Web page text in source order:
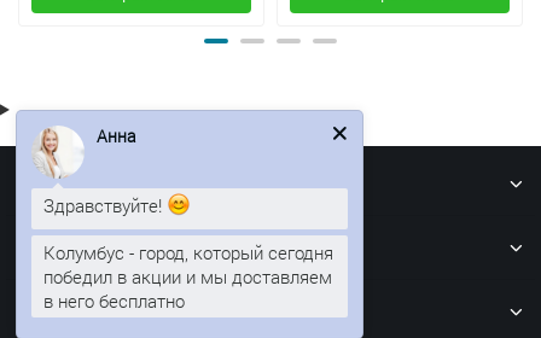
Информация
Кровля
Забор
Анна
Здравствуйте!
Колумбус - город, который сегодня
победил в акции и мы доставляем
в него бесплатно